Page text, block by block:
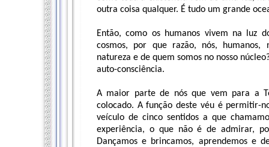
outra coisa qualquer. É tudo um grande
Então, como os humanos vivem na luz
cosmos, por que razão, nós, humanos,
natureza e de quem somos no nosso
auto-consciência.
A maior parte de nós que vem para a
colocado. A função deste véu é permitir-
veículo de cinco sentidos a que
experiência, o que não é de admirar,
Dançamos e brincamos, aprendemos e